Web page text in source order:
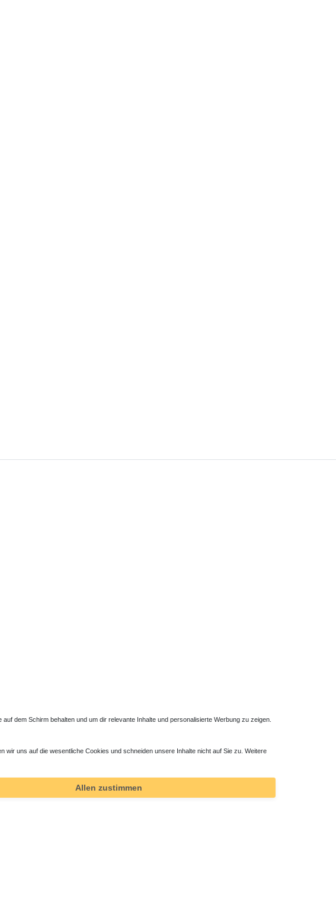
1800 x ab 450 mm ab 801
Badheizkörper 1300 x ab 500 mm 621 Watt
617,76 € *
*inkl. ges. MwSt.
dem Schirm behalten und um dir relevante Inhalte und personalisierte Werbung zu zeigen.
wir uns auf die wesentliche Cookies und schneiden unsere Inhalte nicht auf Sie zu. Weitere
Allen zustimmen